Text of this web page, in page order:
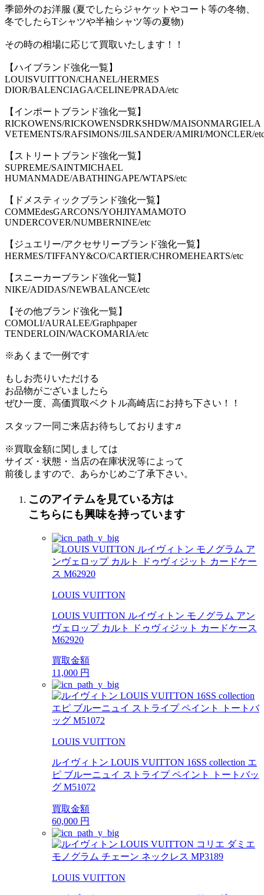
季節外のお洋服 (夏でしたらジャケットやコート等の冬物、
冬でしたらTシャツや半袖シャツ等の夏物)
その時の相場に応じて買取いたします！！
【ハイブランド強化一覧】
LOUISVUITTON/CHANEL/HERMES
DIOR/BALENCIAGA/CELINE/PRADA/etc
【インポートブランド強化一覧】
RICKOWENS/RICKOWENSDRKSHDW/MAISONMARGIELA
VETEMENTS/RAFSIMONS/JILSANDER/AMIRI/MONCLER/
【ストリートブランド強化一覧】
SUPREME/SAINTMICHAEL
HUMANMADE/ABATHINGAPE/WTAPS/etc
【ドメスティックブランド強化一覧】
COMMEdesGARCONS/YOHJIYAMAMOTO
UNDERCOVER/NUMBERNINE/etc
【ジュエリー/アクセサリーブランド強化一覧】
HERMES/TIFFANY&CO/CARTIER/CHROMEHEARTS/etc
【スニーカーブランド強化一覧】
NIKE/ADIDAS/NEWBALANCE/etc
【その他ブランド強化一覧】
COMOLI/AURALEE/Graphpaper
TENDERLOIN/WACKOMARIA/etc
※あくまで一例です
もしお売りいただける
お品物がございましたら
ぜひ一度、高価買取ベクトル高崎店にお持ち下さい！！
スタッフ一同ご来店お待ちしております♬
※買取金額に関しましては
サイズ・状態・当店の在庫状況等によって
前後しますので、あらかじめご了承下さい。
このアイテムを見ている方は
こちらにも興味を持っています
LOUIS VUITTON
LOUIS VUITTON ルイヴィトン モノグラム アン
ヴェロップ カルト ドゥヴィジット カードケース
M62920
買取金額
11,000 円
LOUIS VUITTON
ルイヴィトン LOUIS VUITTON 16SS collection エ
ピ ブルーニュイ ストライプ ペイント トートバッ
グ M51072
買取金額
60,000 円
LOUIS VUITTON